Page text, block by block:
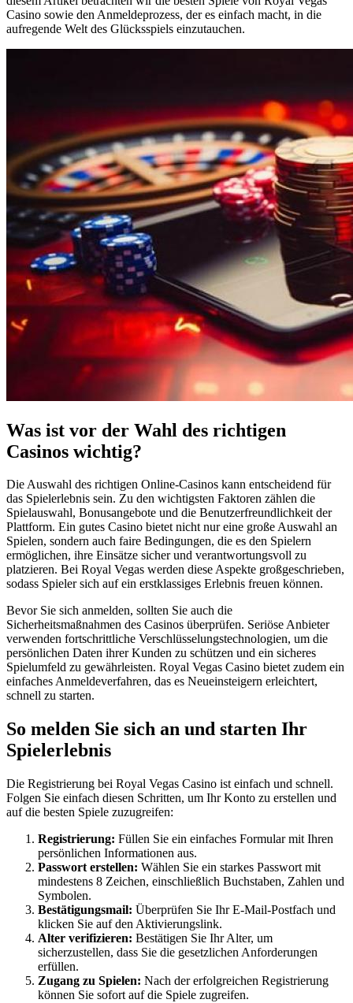
Casino sowie den Anmeldeprozess, der es einfach macht, in die
aufregende Welt des Glücksspiels einzutauchen.
Was ist vor der Wahl des richtigen
Casinos wichtig?
Die Auswahl des richtigen Online-Casinos kann entscheidend für
das Spielerlebnis sein. Zu den wichtigsten Faktoren zählen die
Spielauswahl, Bonusangebote und die Benutzerfreundlichkeit der
Plattform. Ein gutes Casino bietet nicht nur eine große Auswahl an
Spielen, sondern auch faire Bedingungen, die es den Spielern
ermöglichen, ihre Einsätze sicher und verantwortungsvoll zu
platzieren. Bei Royal Vegas werden diese Aspekte großgeschrieben,
sodass Spieler sich auf ein erstklassiges Erlebnis freuen können.
Bevor Sie sich anmelden, sollten Sie auch die
Sicherheitsmaßnahmen des Casinos überprüfen. Seriöse Anbieter
verwenden fortschrittliche Verschlüsselungstechnologien, um die
persönlichen Daten ihrer Kunden zu schützen und ein sicheres
Spielumfeld zu gewährleisten. Royal Vegas Casino bietet zudem ein
einfaches Anmeldeverfahren, das es Neueinsteigern erleichtert,
schnell zu starten.
So melden Sie sich an und starten Ihr
Spielerlebnis
Die Registrierung bei Royal Vegas Casino ist einfach und schnell.
Folgen Sie einfach diesen Schritten, um Ihr Konto zu erstellen und
auf die besten Spiele zuzugreifen:
Registrierung: Füllen Sie ein einfaches Formular mit Ihren
persönlichen Informationen aus.
Passwort erstellen: Wählen Sie ein starkes Passwort mit
mindestens 8 Zeichen, einschließlich Buchstaben, Zahlen und
Symbolen.
Bestätigungsmail: Überprüfen Sie Ihr E-Mail-Postfach und
klicken Sie auf den Aktivierungslink.
Alter verifizieren: Bestätigen Sie Ihr Alter, um
sicherzustellen, dass Sie die gesetzlichen Anforderungen
erfüllen.
Zugang zu Spielen: Nach der erfolgreichen Registrierung
können Sie sofort auf die Spiele zugreifen.